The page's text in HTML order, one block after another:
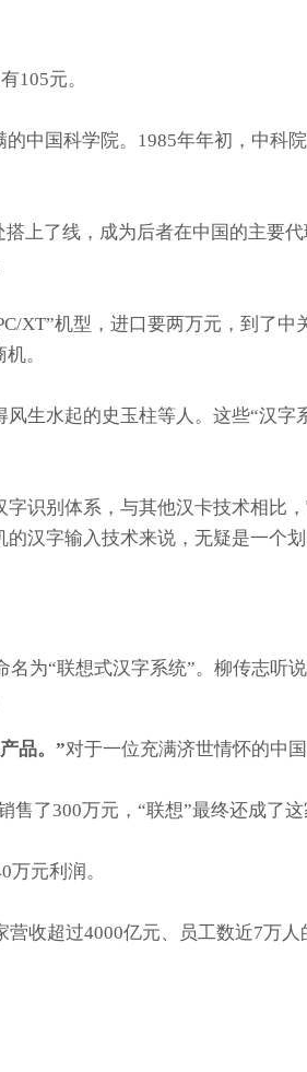
105元。
中国科学院。1985年年初，中科
上了线，成为后者在中国的主要
XT”机型，进口要两万元，到了
。
生水起的史玉柱等人。这些“汉字
识别体系，与其他汉卡技术相比
汉字输入技术来说，无疑是一个划
为“联想式汉字系统”。柳传志
品。”对于一位充满济世情怀的中
了300万元，“联想”最终还成了这
元利润。
收超过4000亿元、员工数近7万